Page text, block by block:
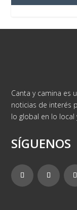
Canta y camina es
noticias de interés
lo global en lo
SÍGUENOS